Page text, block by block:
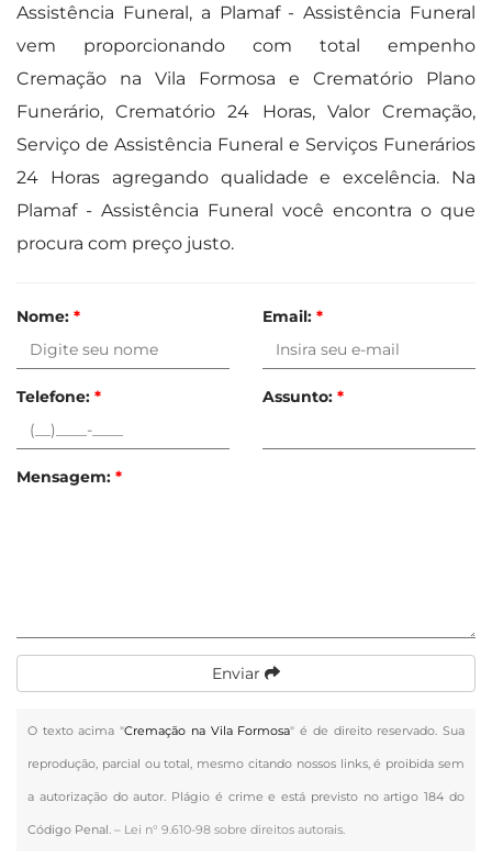
Assistência Funeral, a Plamaf - Assistência Funeral
vem proporcionando com total empenho
Cremação na Vila Formosa e Crematório Plano
Funerário, Crematório 24 Horas, Valor Cremação,
Serviço de Assistência Funeral e Serviços Funerários
24 Horas agregando qualidade e excelência. Na
Plamaf - Assistência Funeral você encontra o que
procura com preço justo.
Nome: * Email: *
Telefone: * Assunto: *
Mensagem: *
Enviar
O texto acima "Cremação na Vila Formosa" é de direito reservado. Sua
reprodução, parcial ou total, mesmo citando nossos links, é proibida sem
a autorização do autor. Plágio é crime e está previsto no artigo 184 do
Código Penal. – Lei n° 9.610-98 sobre direitos autorais.